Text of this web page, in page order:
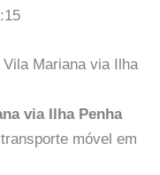
Mariana via Ilha
via Ilha Penha
móvel em